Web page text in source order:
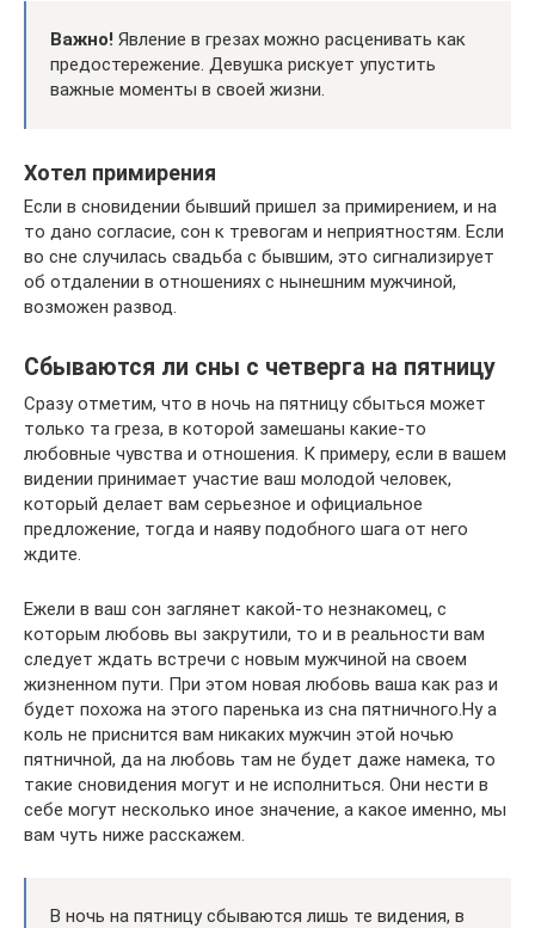
Важно! Явление в грезах можно расценивать как
предостережение. Девушка рискует упустить
важные моменты в своей жизни.
Хотел примирения
Если в сновидении бывший пришел за примирением, и на
то дано согласие, сон к тревогам и неприятностям. Если
во сне случилась свадьба с бывшим, это сигнализирует
об отдалении в отношениях с нынешним мужчиной,
возможен развод.
Сбываются ли сны с четверга на пятницу
Сразу отметим, что в ночь на пятницу сбыться может
только та греза, в которой замешаны какие-то
любовные чувства и отношения. К примеру, если в вашем
видении принимает участие ваш молодой человек,
который делает вам серьезное и официальное
предложение, тогда и наяву подобного шага от него
ждите.
Ежели в ваш сон заглянет какой-то незнакомец, с
которым любовь вы закрутили, то и в реальности вам
следует ждать встречи с новым мужчиной на своем
жизненном пути. При этом новая любовь ваша как раз и
будет похожа на этого паренька из сна пятничного.Ну а
коль не приснится вам никаких мужчин этой ночью
пятничной, да на любовь там не будет даже намека, то
такие сновидения могут и не исполниться. Они нести в
себе могут несколько иное значение, а какое именно, мы
вам чуть ниже расскажем.
В ночь на пятницу сбываются лишь те видения, в